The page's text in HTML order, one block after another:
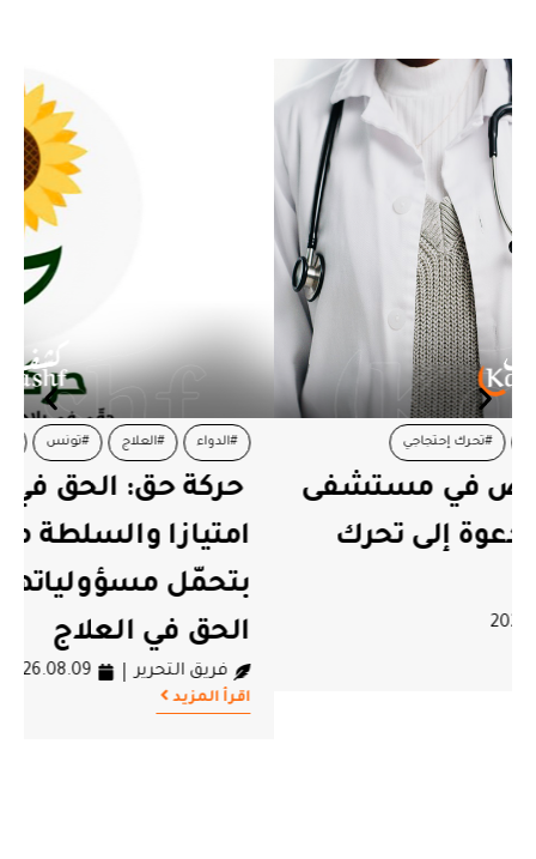
#الدواء #العلاج #حركة حق
حركة حق: الحق في العلاج ليس
امتيازا والسلطة مطالبة اليوم
بتحمّل مسؤولياتها في حماية
2026.08.09